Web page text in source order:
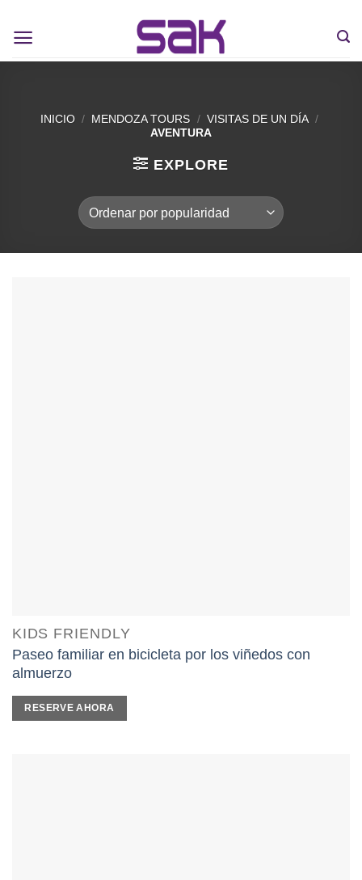
INICIO / MENDOZA TOURS / VISITAS DE UN DÍA /
AVENTURA
EXPLORE
KIDS FRIENDLY
Paseo familiar en bicicleta por los viñedos con
almuerzo
RESERVE AHORA